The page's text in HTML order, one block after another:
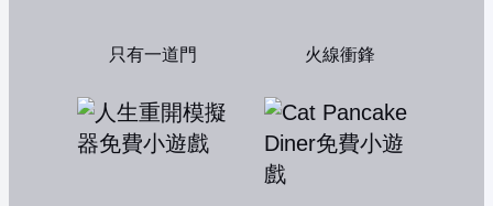
只有一道門 火線衝鋒